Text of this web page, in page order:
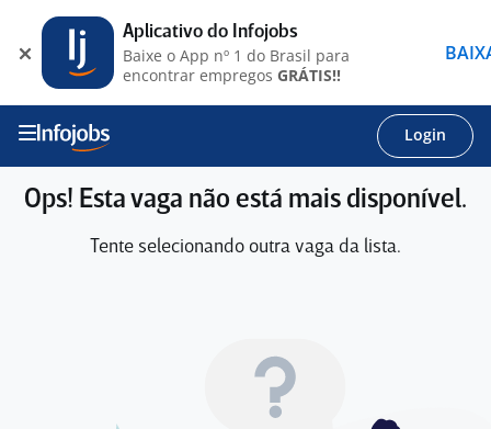
Login
Ops! Esta vaga não está mais disponível.
Tente selecionando outra vaga da lista.
Aplicativo do Infojobs
Baixe o App nº 1 do Brasil para
encontrar empregos GRÁTIS!!